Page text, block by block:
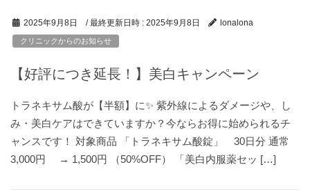
2025年9月8日 / 最終更新日時 : 2025年9月8日 lonalona
クリニックからのお知らせ
【好評につき延長！】美白キャンペーン
トラネキサム酸が【半額】に✨ 紫外線によるダメージや、し
み・美白ケアはできていますか？今ならお得に始められるチ
ャンスです！ 対象商品 「トラネキサム酸錠」 30日分 通常
3,000円 → 1,500円 （50%OFF） 「美白内服薬セッ […]